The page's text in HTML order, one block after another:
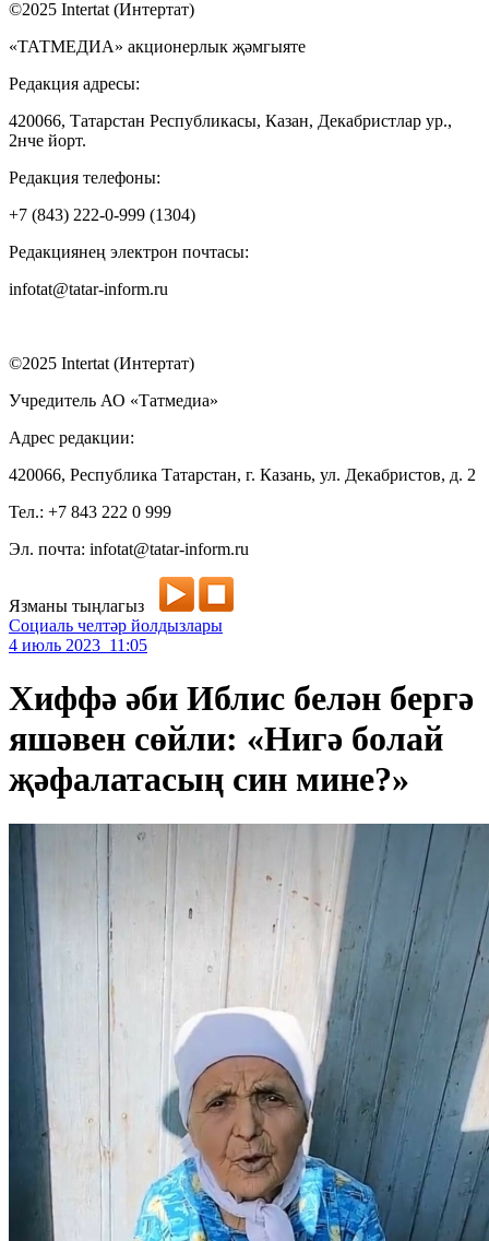
©2025 Intertat (Интертат)
«ТАТМЕДИА» акционерлык җәмгыяте
Редакция адресы:
420066, Татарстан Республикасы, Казан, Декабристлар ур.,
2нче йорт.
Редакция телефоны:
+7 (843) 222-0-999 (1304)
Редакциянең электрон почтасы:
infotat@tatar-inform.ru
©2025 Intertat (Интертат)
Учредитель АО «Татмедиа»
Адрес редакции:
420066, Республика Татарстан, г. Казань, ул. Декабристов, д. 2
Тел.: +7 843 222 0 999
Эл. почта: infotat@tatar-inform.ru
Язманы тыңлагыз
Социаль челтәр йолдызлары
4 июль 2023 11:05
Хиффә әби Иблис белән бергә
яшәвен сөйли: «Нигә болай
җәфалатасың син мине?»